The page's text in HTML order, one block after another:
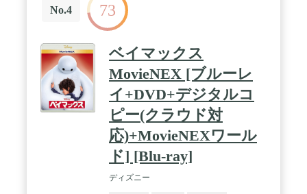
No.4 73
ベイマックス
MovieNEX [ブルーレ
イ+DVD+デジタルコ
ピー(クラウド対
応)+MovieNEXワール
ド] [Blu-ray]
ディズニー